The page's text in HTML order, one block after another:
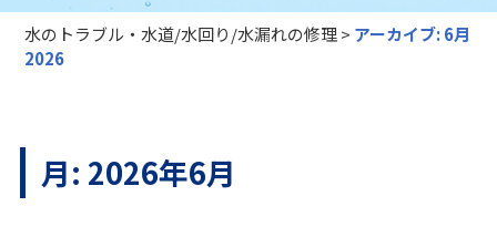
水のトラブル・水道/水回り/水漏れの修理> アーカイブ: 6月
2026
月: 2026年6月